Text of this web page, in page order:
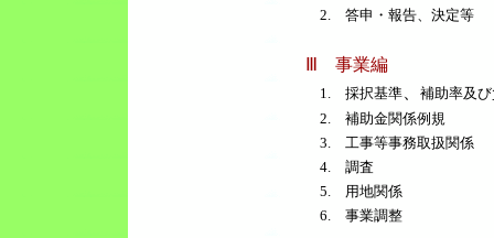
2. 答申・報告、決定等
Ⅲ 事業編
1. 採択基準
補助率及
2. 補助金関係例規
3. 工事等事務取扱関係
4. 調査
5. 用地関係
6. 事業調整